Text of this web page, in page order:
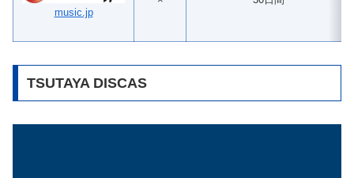
music.jp
TSUTAYA DISCAS